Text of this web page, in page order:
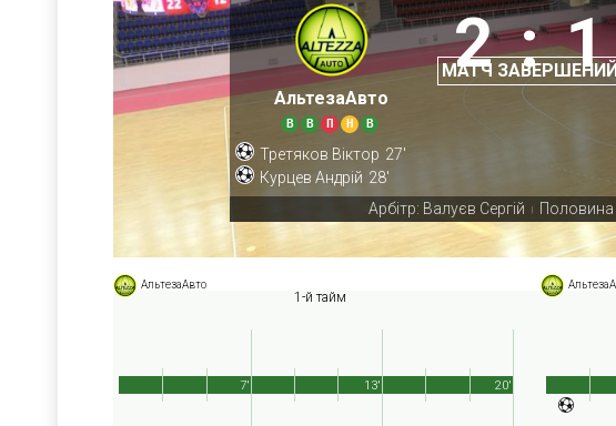
АльтезаАвто
В В П Н В
2 : 1
МАТЧ
Третяков Віктор 27'
Курцев Андрій 28'
Арбітр: Валуєв Сергій | Половина
АльтезаАвто
1-й тайм
20'
7' 13'